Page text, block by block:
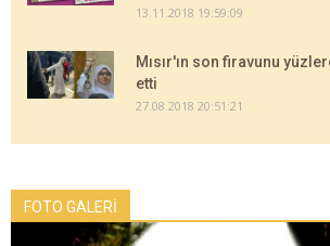
13.11.2018 19:59:09
Mısır'ın son firavunu
etti
27.08.2018 20:51:21
FOTO GALERİ